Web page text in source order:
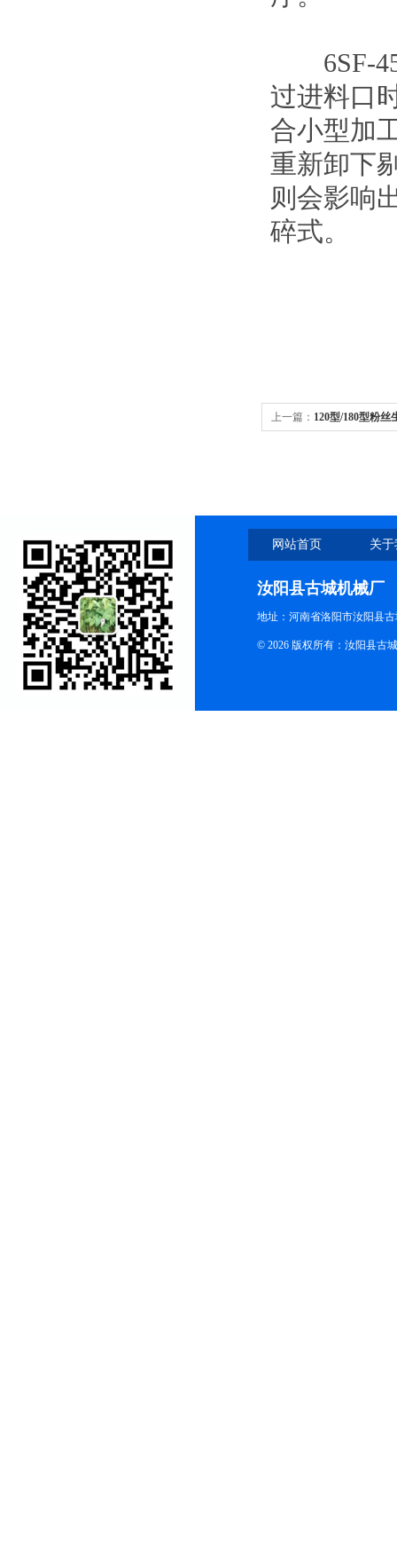
6SF-
过进料口
合小型加
重新卸下
则会影响
碎式。
上一篇： 120型/180型粉丝
网站首页 关
汝阳县古城机械厂
地址：河南省洛阳市汝阳县
© 2026 版权所有：汝阳县古